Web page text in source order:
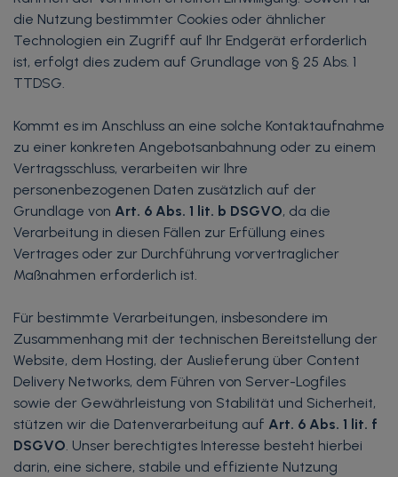
die Nutzung bestimmter Cookies oder ähnlicher
Technologien ein Zugriff auf Ihr Endgerät erforderlich
ist, erfolgt dies zudem auf Grundlage von § 25 Abs. 1
TTDSG.
Kommt es im Anschluss an eine solche Kontaktaufnahme
zu einer konkreten Angebotsanbahnung oder zu einem
Vertragsschluss, verarbeiten wir Ihre
personenbezogenen Daten zusätzlich auf der
Grundlage von Art. 6 Abs. 1 lit. b DSGVO, da die
Verarbeitung in diesen Fällen zur Erfüllung eines
Vertrages oder zur Durchführung vorvertraglicher
Maßnahmen erforderlich ist.
Für bestimmte Verarbeitungen, insbesondere im
Zusammenhang mit der technischen Bereitstellung der
Website, dem Hosting, der Auslieferung über Content
Delivery Networks, dem Führen von Server-Logfiles
sowie der Gewährleistung von Stabilität und Sicherheit,
stützen wir die Datenverarbeitung auf Art. 6 Abs. 1 lit. f
DSGVO. Unser berechtigtes Interesse besteht hierbei
darin, eine sichere, stabile und effiziente Nutzung